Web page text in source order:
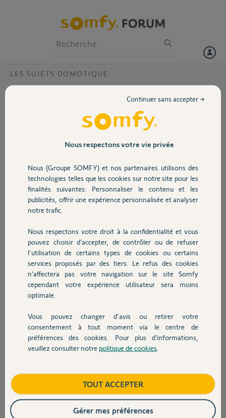
Volet
Sécurité
Domotique
Chauffage
Autres produits
Devis avec un pro
Contact
LES SUJETS DOMOTIQUE
Je viens d'acheter une maison avec un
comment associer mon compte dessus
Je viens d'acquérir une maison avec
IP et il m'est impossible de me
connecter dessus et de le rajouter à
l'application somfy protect.
Quelle est la démarche à suivre ?
rodrigue M.
il y a environ un mois
Participer au fil de discussion
Réponses
Nous respectons votre vie privée
Nous (Groupe SOMFY) et nos partenaires utilisons des
technologies telles que les cookies sur notre site pour les
finalités suivantes: Personnaliser le contenu et les
publicités, offrir une expérience personnalisée et analyser
notre trafic.
Nous respectons votre droit à la confidentialité et vous
pouvez choisir d’accepter, de contrôler ou de refuser
l'utilisation de certains types de cookies ou certains
services proposés par des tiers. Le refus des cookies
n’affectera pas votre navigation sur le site Somfy
cependant votre expérience utilisateur sera moins
optimale.
Vous pouvez changer d'avis ou retirer votre
consentement à tout moment via le centre de
préférences des cookies. Pour plus d’informations,
veuillez consulter notre politique de cookies
Continuer sans accepter →
TOUT ACCEPTER
Gérer mes préférences